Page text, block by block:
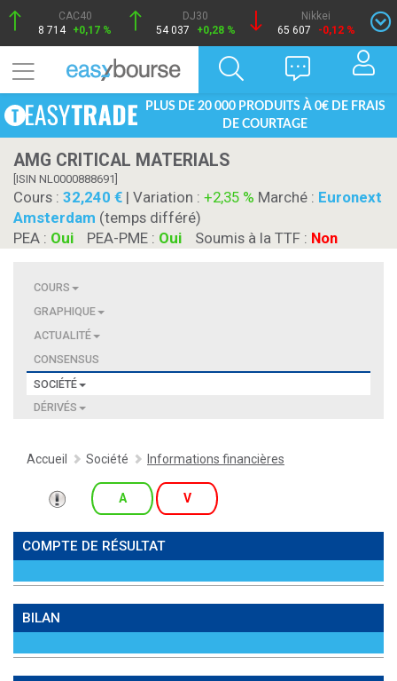
CAC40
8 714 +0,17 %
DJ30
54 037
+0,28 %
Nikkei
65 607
-0,12 %
PLUS DE 20 000 PRODUITS À 0€ DE FRAIS
DE COURTAGE
AMG CRITICAL MATERIALS
[ISIN NL0000888691]
Cours : 32,240 | Variation : +2,35 % Marché : Euronext
Amsterdam (temps différé)
PEA : Oui PEA-PME : Oui Soumis à la TTF : Non
COURS
GRAPHIQUE
ACTUALITÉ
CONSENSUS
SOCIÉTÉ
DÉRIVÉS
Accueil Société Informations financières
A V
COMPTE DE RÉSULTAT
BILAN